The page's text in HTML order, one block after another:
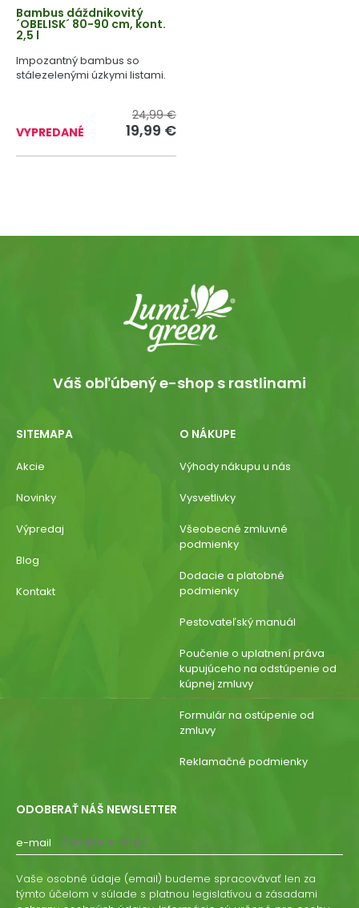
Bambus dáždnikovitý
´OBELISK´ 80-90 cm, kont.
2,5 l
Impozantný bambus so
stálezelenými úzkymi listami.
VYPREDANÉ
24,99 €
19,99 €
Váš obľúbený e-shop s rastlinami
SITEMAPA
Akcie
Novinky
Výpredaj
Blog
Kontakt
O NÁKUPE
Výhody nákupu u nás
Vysvetlivky
Všeobecné zmluvné
podmienky
Dodacie a platobné
podmienky
Pestovateľský manuál
Poučenie o uplatnení práva
kupujúceho na odstúpenie od
kúpnej zmluvy
Formulár na ostúpenie od
zmluvy
Reklamačné podmienky
ODOBERAŤ NÁŠ NEWSLETTER
e-mail
Vaše osobné údaje (email) budeme spracovávať len za
týmto účelom v súlade s platnou legislatívou a zásadami